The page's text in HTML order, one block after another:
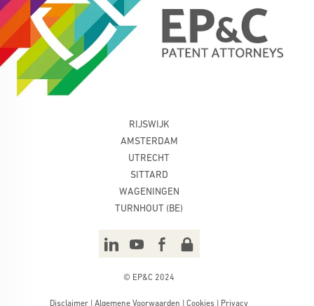
RIJSWIJK
AMSTERDAM
UTRECHT
SITTARD
WAGENINGEN
TURNHOUT (BE)
© EP&C 2024
Disclaimer |Algemene Voorwaarden |Cookies Privacy